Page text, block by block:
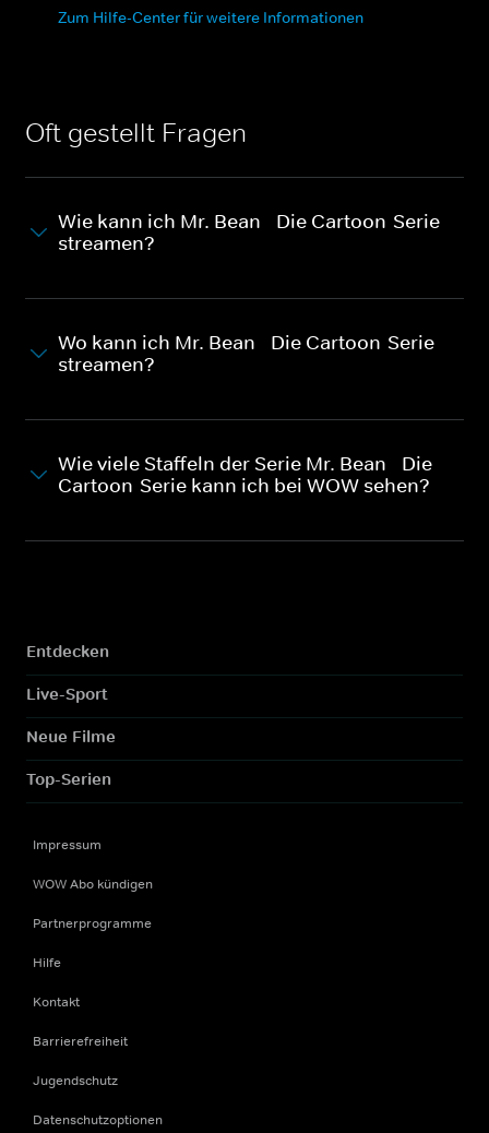
Zum Hilfe-Center für weitere Informationen
Oft gestellt Fragen
Wie kann ich Mr. Bean - Die Cartoon-Serie
streamen?
Wo kann ich Mr. Bean - Die Cartoon-Serie
streamen?
Wie viele Staffeln der Serie Mr. Bean - Die
Cartoon-Serie kann ich bei WOW sehen?
Entdecken
Live-Sport
Neue Filme
Top-Serien
Impressum
WOW Abo kündigen
Partnerprogramme
Hilfe
Kontakt
Barrierefreiheit
Jugendschutz
Datenschutzoptionen